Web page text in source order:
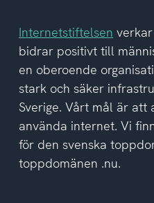
Internetstiftelsen
bidrar positivt till
en oberoende
stark och säker
Sverige. Vårt mål är att
använda internet. Vi
för den svenska
toppdomänen .nu.